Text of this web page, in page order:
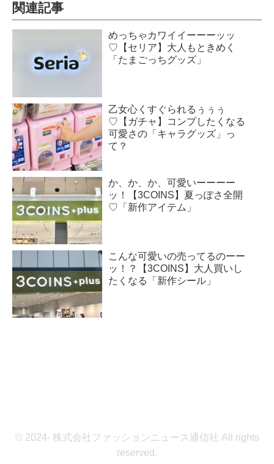
関連記事
めっちゃカワイイーーーッッ
♡【セリア】大人もときめく
「たまごっちグッズ」
乙女心くすぐられるぅぅぅ
♡【ガチャ】コンプしたくなる
可愛さの「キャラグッズ」っ
て？
か、か、か、可愛いーーーー
ッ！【3COINS】夏っぽさ全開
♡「新作アイテム」
こんな可愛いの売ってるのーー
ッ！？【3COINS】大人買いし
たくなる「新作シール」
© 2024- 株式会社ファッションニュース通信社 All rights
reserved.